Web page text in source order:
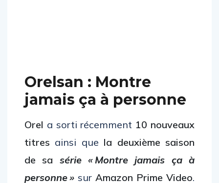
Orelsan : Montre
jamais ça à personne
Orel a sorti récemment 10 nouveaux
titres ainsi que la deuxième saison
de sa série « Montre jamais ça à
personne » sur Amazon Prime Video.